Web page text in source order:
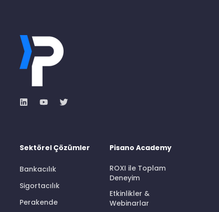
Sektörel Çözümler
Bankacılık
Sigortacılık
Perakende
Pisano Academy
ROXI ile Toplam
Deneyim
Etkinlikler &
Webinarlar